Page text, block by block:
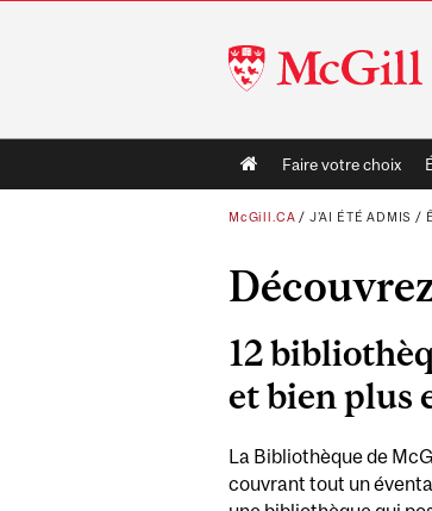
McGill
University
Main
navigation
Faire votre choix
McGill.CA / J'AI ÉTÉ ADMIS /
12
et bien plus
La Bibliothèque de
couvrant tout un